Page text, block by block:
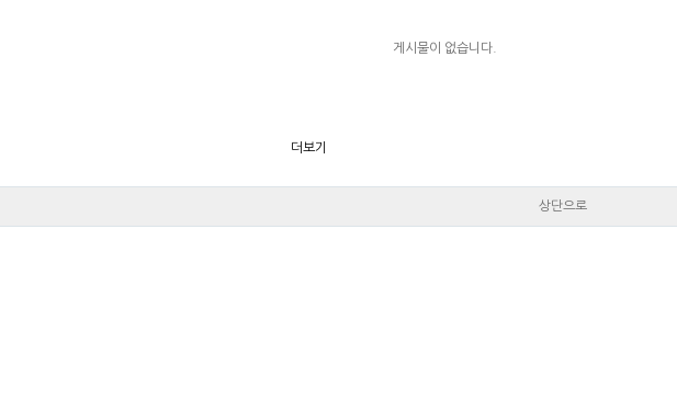
게시물이 없습니다.
더보기
상단으로